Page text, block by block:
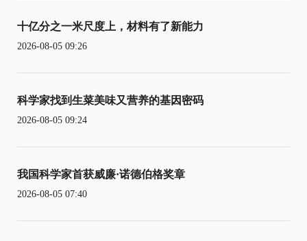
十亿分之一米尺度上，材料有了新能力
2026-08-05 09:26
科学家找到生菜美味又营养的基因密码
2026-08-05 09:24
我国科学家首获威廉·诺德伯格奖章
2026-08-05 07:40